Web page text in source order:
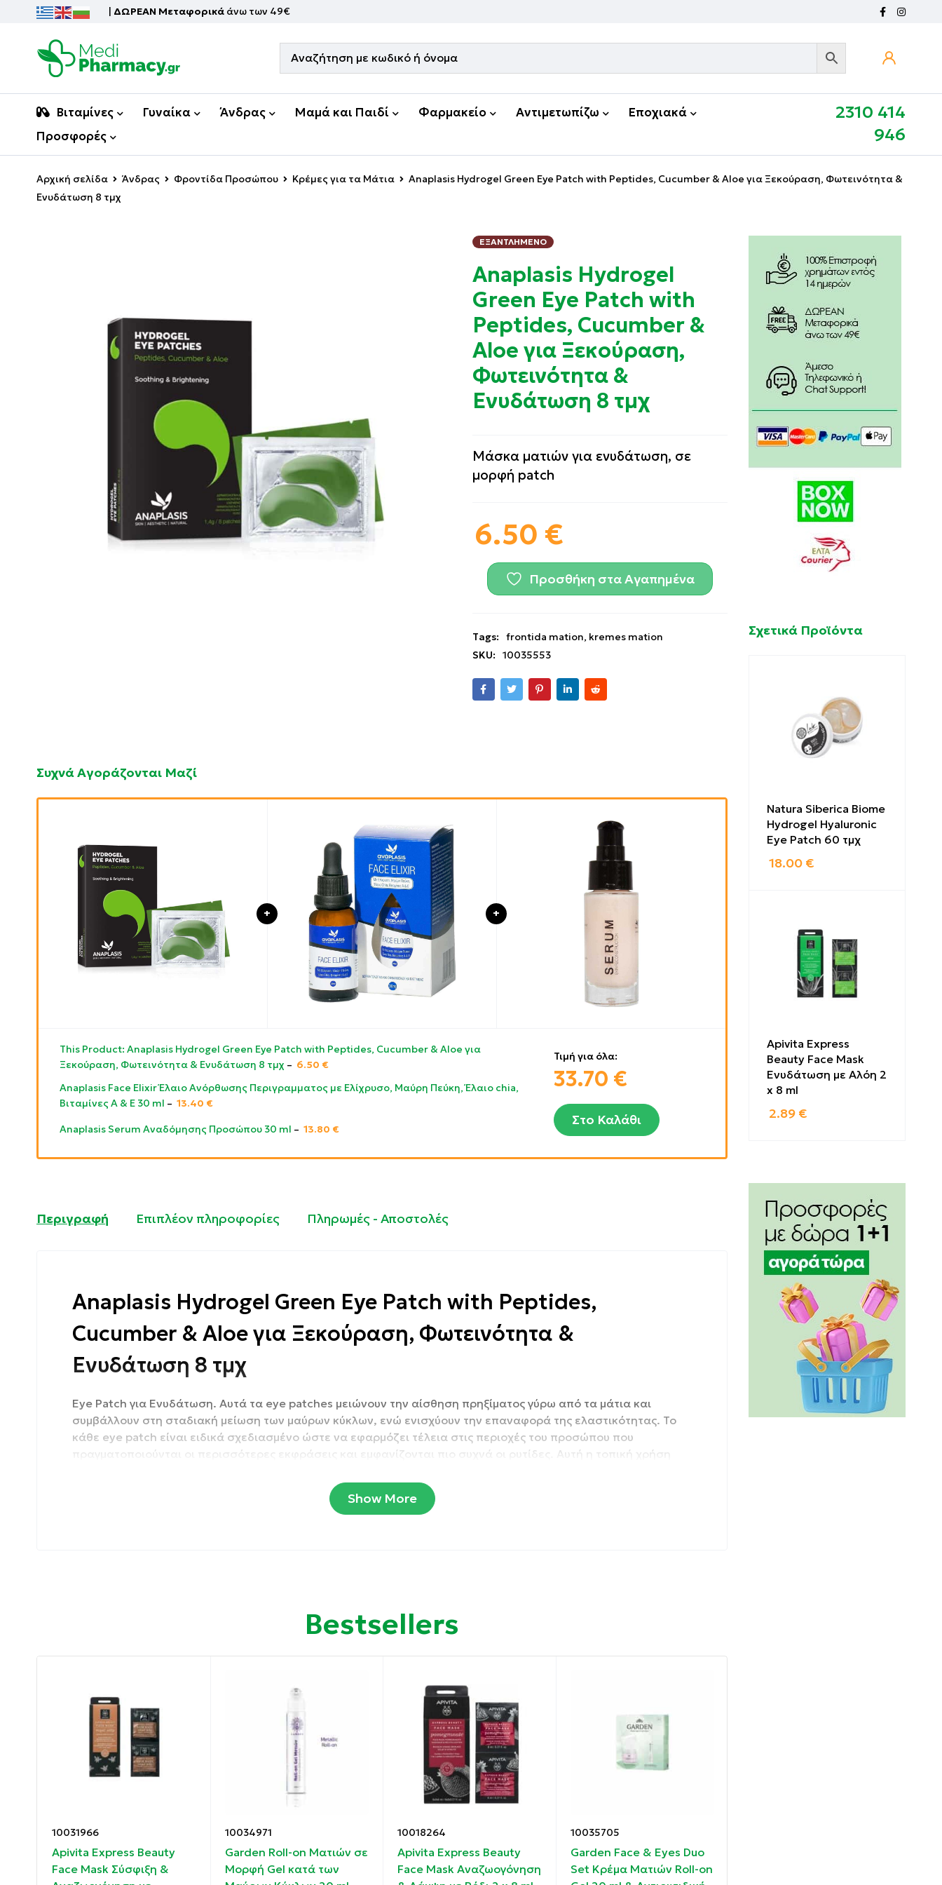
| ΔΩΡΕΑΝ Μεταφορικά άνω των 49€
Βιταμίνες Γυναίκα Άνδρας Μαμά και Παιδί Φαρμακείο Αντιμετωπίζω
Εποχιακά
Προσφορές
2310 414
946
Αρχική σελίδα Άνδρας Φροντίδα Προσώπου Κρέμες για τα Μάτια
Anaplasis Hydrogel Green Eye Patch with Peptides, Cucumber & Aloe για Ξεκούραση, Φωτεινότητα &
Ενυδάτωση 8 τμχ
ΕΞΑΝΤΛΗΜΈΝΟ
Anaplasis Hydrogel
Green Eye Patch with
Peptides, Cucumber &
Aloe για Ξεκούραση,
Φωτεινότητα &
Ενυδάτωση 8 τμχ
Μάσκα ματιών για ενυδάτωση, σε
μορφή patch
6.50 €
Προσθήκη στα Αγαπημένα
Tags: frontida mation, kremes mation
SKU:
10035553
Συχνά Αγοράζονται Μαζί
Τιμή για όλα:
33.70 €
Στο Καλάθι
This Product: Anaplasis Hydrogel Green Eye Patch with Peptides, Cucumber & Aloe για
Ξεκούραση, Φωτεινότητα & Ενυδάτωση 8 τμχ – 6.50 €
Anaplasis Face Elixir Έλαιο Ανόρθωσης Περιγραμματος με Ελίχρυσο, Μαύρη Πεύκη, Έλαιο chia,
Βιταμίνες Α & Ε 30 ml – 13.40 €
Anaplasis Serum Αναδόμησης Προσώπου 30 ml – 13.80 €
Περιγραφή Επιπλέον πληροφορίες Πληρωμές - Αποστολές
Anaplasis Hydrogel Green Eye Patch with Peptides,
Cucumber & Aloe για Ξεκούραση, Φωτεινότητα &
Ενυδάτωση 8 τμχ
Eye Patch για Ενυδάτωση. Αυτά τα eye patches μειώνουν την αίσθηση πρηξίματος γύρω από τα μάτια και
συμβάλλουν στη σταδιακή μείωση των μαύρων κύκλων, ενώ ενισχύουν την επαναφορά της ελαστικότητας. Το
κάθε eye patch είναι ειδικά σχεδιασμένο ώστε να εφαρμόζει τέλεια στις περιοχές του προσώπου που
πραγματοποιούνται οι περισσότερες εκφράσεις και εμφανίζονται πιο συχνά οι ρυτίδες. Αυτή η τοπική χρήση
Καταπολέμηση πρηξίματος.
Καταπράυνση.
Ενυδάτωση.
Οδηγίες χρήσης:
Τοποθετήστε σε καθαρή και στεγνή επιδερμίδα με τους διαφορετικούς τρόπους που προτείνονται στο
Show More
Bestsellers
10031966
Apivita Express Beauty
Face Mask Σύσφιξη &
10034971
Garden Roll-on Ματιών σε
Μορφή Gel κατά των
10018264
Apivita Express Beauty
Face Mask Αναζωογόνηση
10035705
Garden Face & Eyes Duo
Set Κρέμα Ματιών Roll-on
Σχετικά Προϊόντα
Natura Siberica Biome
Hydrogel Hyaluronic
Eye Patch 60 τμχ
18.00 €
Apivita Express
Beauty Face Mask
Ενυδάτωση με Αλόη 2
x 8 ml
2.89 €